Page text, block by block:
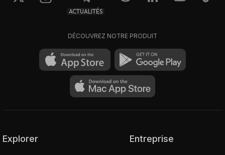
ACTUALITÉS
DÉCOUVREZ NOTRE PRODUIT
Explorer Entreprise